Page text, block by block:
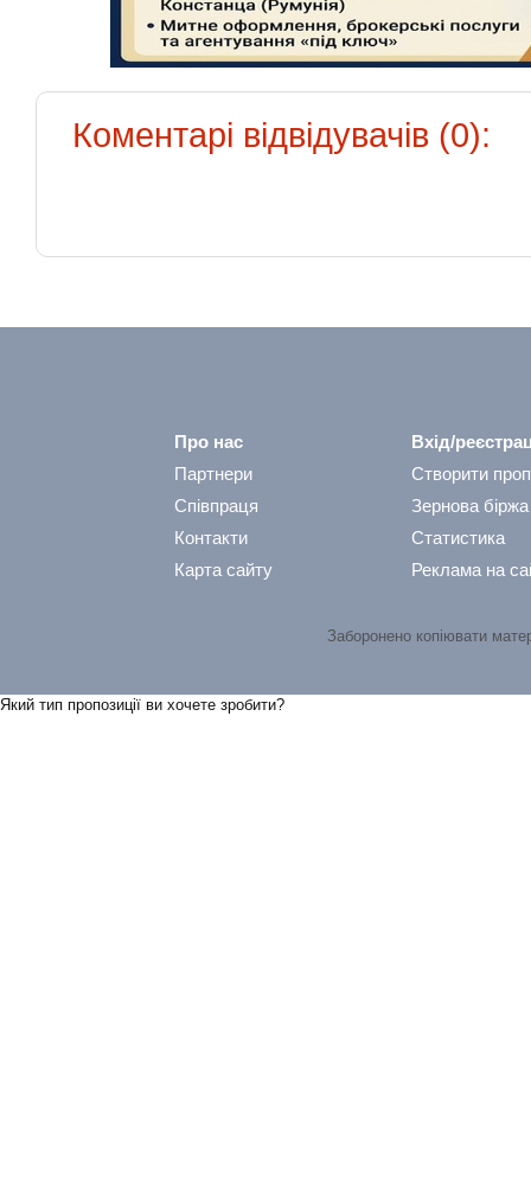
Коментарі відвідувачів (0):
Про нас
Партнери
Співпраця
Контакти
Карта сайту
Вхід/
Створити
Зернова біржа
Статистика
Реклама на
Заборонено копіювати
Який тип пропозицiї ви хочете зробити?